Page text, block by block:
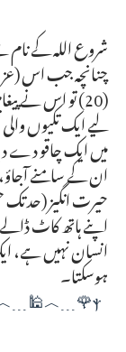
شروع اللہ کے
چنانچہ جب اس
(20) تو اس نے
لیے ایک تکیوں
ان کے سامنے
حیرت انگیز (حد
اپنے ہاتھ کاٹ
انسان نہیں ہے،
ہوسکتا۔